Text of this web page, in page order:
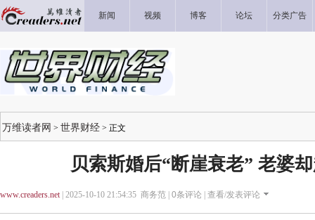
新闻 视频 博客 论坛 分类广告
万维读者网 > 世界财经 > 正文
贝索斯婚后“断崖衰老” 老婆
www.creaders.net| 2025-10-10 21:54:35 商务范 | 0条评论 | 查看/发表评论